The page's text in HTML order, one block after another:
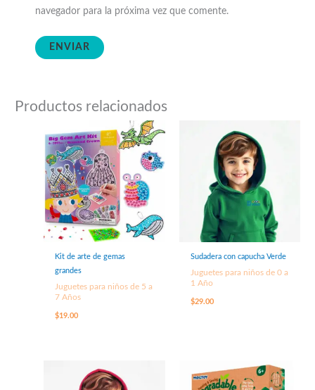
navegador para la próxima vez que comente.
Productos relacionados
Kit de arte de gemas
grandes
Juguetes para niños de 5 a
7 Años
$19.00
Sudadera con capucha Verde
Juguetes para niños de 0 a
1 Año
$29.00